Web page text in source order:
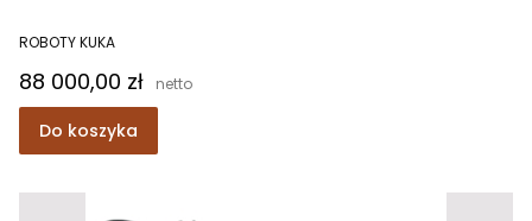
ROBOTY KUKA
Cena
88 000,00 zł
Do koszyka